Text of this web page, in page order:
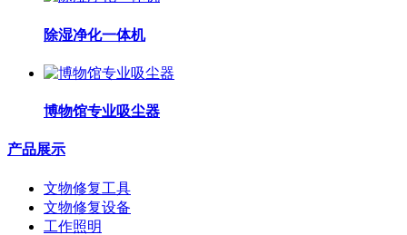
除湿净化一体机
博物馆专业吸尘器
产品展示
文物修复工具
文物修复设备
工作照明